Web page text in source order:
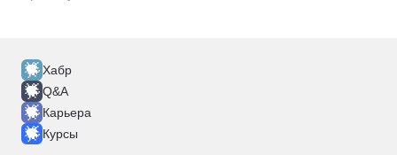
Хабр
Q&A
Карьера
Курсы